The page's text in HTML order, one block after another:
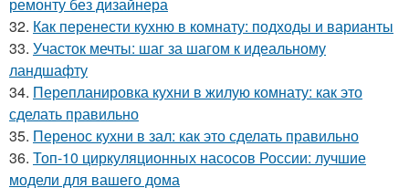
32. Как перенести кухню в комнату: подходы и варианты
33. Участок мечты: шаг за шагом к идеальному
ландшафту
34. Перепланировка кухни в жилую комнату: как это
сделать правильно
35. Перенос кухни в зал: как это сделать правильно
36. Топ-10 циркуляционных насосов России: лучшие
модели для вашего дома